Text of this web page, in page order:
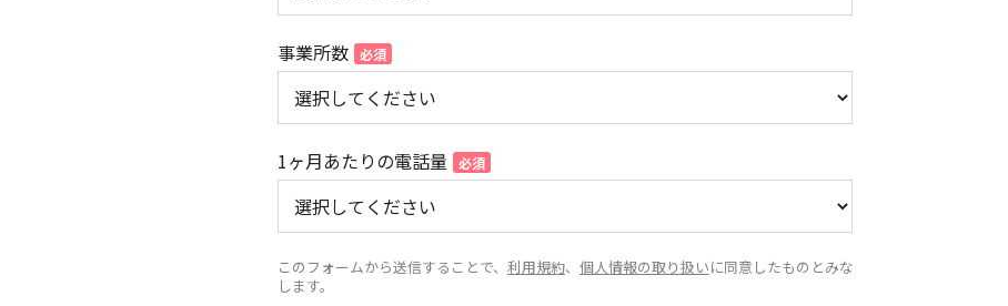
事業所数
1ヶ月あたりの電話量
このフォームから送信することで、 利用規約、 個人情報の取り扱いに同意したものとみな
します。